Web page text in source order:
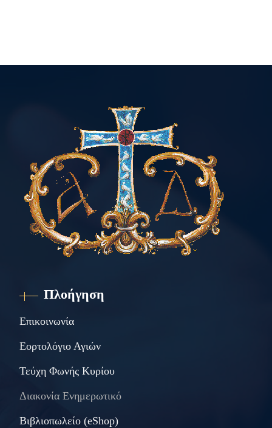
Πλοήγηση
Επικοινωνία
Εορτολόγιο Αγιών
Τεύχη Φωνής Κυρίου
Διακονία Ενημερωτικό
Βιβλιοπωλείο (eShop)